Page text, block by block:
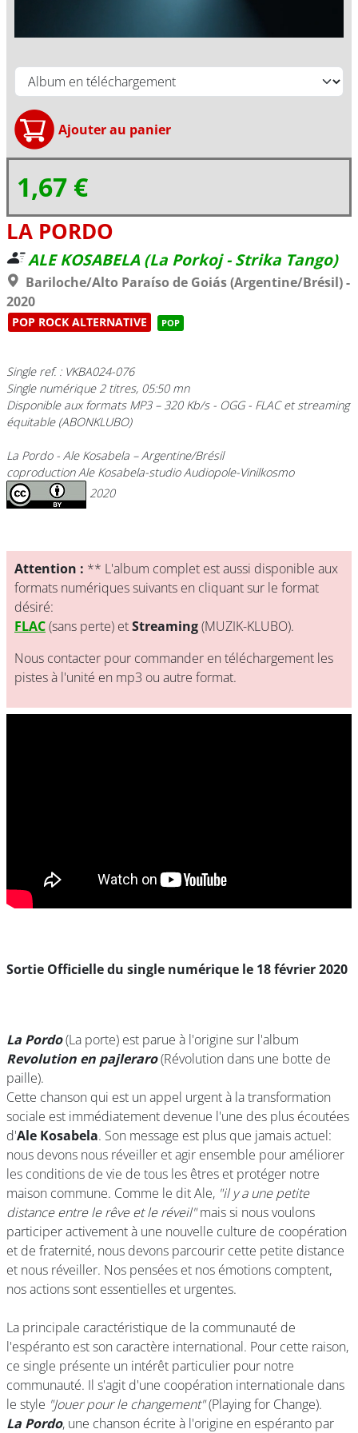
1,67 €
LA PORDO
ALE KOSABELA (La Porkoj - Strika Tango)
Bariloche/Alto Paraíso de Goiás (Argentine/Brésil) -
2020
POP ROCK ALTERNATIVE POP
Single ref. : VKBA024-076
Single numérique 2 titres, 05:50 mn
Disponible aux formats MP3 – 320 Kb/s - OGG - FLAC et streaming
équitable (ABONKLUBO)
La Pordo- Ale Kosabela – Argentine/Brésil
coproduction Ale Kosabela-studio Audiopole-Vinilkosmo
2020
Attention : ** L'album complet est aussi disponible aux
formats numériques suivants en cliquant sur le format
désiré:
FLAC(sans perte) etStreaming(MUZIK-KLUBO).
Nous contacter pour commander en téléchargement les
pistes à l'unité en mp3 ou autre format.
Sortie Officielle du single numérique le 18 février 2020
La Pordo(La porte) est parue à l'origine sur l'album
Revolution en pajleraro(Révolution dans une botte de
paille).
Cette chanson qui est un appel urgent à la transformation
sociale est immédiatement devenue l'une des plus écoutées
d'Ale Kosabela. Son message est plus que jamais actuel:
nous devons nous réveiller et agir ensemble pour améliorer
les conditions de vie de tous les êtres et protéger notre
maison commune. Comme le dit Ale, "il y a une petite
distance entre le rêve et le réveil"mais si nous voulons
participer activement à une nouvelle culture de coopération
et de fraternité, nous devons parcourir cette petite distance
et nous réveiller. Nos pensées et nos émotions comptent,
nos actions sont essentielles et urgentes.
La principale caractéristique de la communauté de
l'espéranto est son caractère international. Pour cette raison,
ce single présente un intérêt particulier pour notre
communauté. Il s'agit d'une coopération internationale dans
le style "Jouer pour le changement"(Playing for Change).
La Pordo, une chanson écrite à l'origine en espéranto par